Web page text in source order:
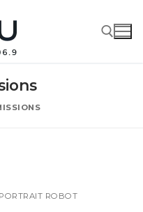
PORTRAIT ROBOT